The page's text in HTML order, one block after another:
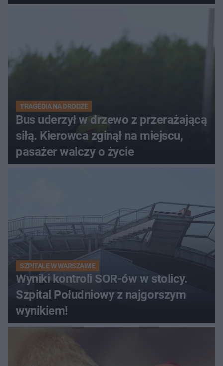
TRAGEDIA NA DRODZE
Bus uderzył w drzewo z przerażającą
siłą. Kierowca zginął na miejscu,
pasażer walczy o życie
SZPITALE W WARSZAWIE
Wyniki kontroli SOR-ów w stolicy.
Szpital Południowy z najgorszym
wynikiem!